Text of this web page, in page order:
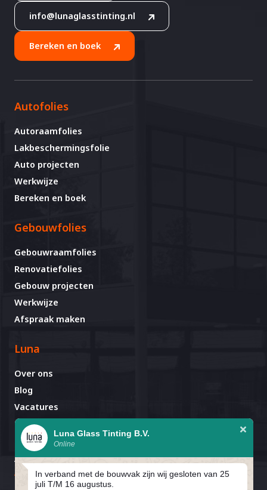
info@lunaglasstinting.nl
Bereken en boek
Afspraak al gemaakt?
Avignonlaan 67
5627 GA Eindhoven
Autofolies
Autoraamfolies
Lakbeschermingsfolie
Auto projecten
Werkwijze
Bereken en boek
Gebouwfolies
Gebouwraamfolies
Renovatiefolies
Gebouw projecten
Werkwijze
Afspraak maken
Luna
Over ons
Blog
Vacatures
Contact
Luna Glass Tinting B.V.
Online
In verband met de bouwvak zijn wij gesloten van 25
juli T/M 16 augustus.